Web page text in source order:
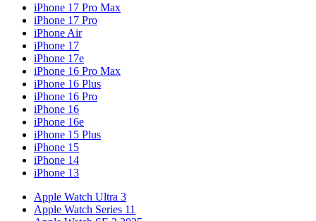
iPhone 17 Pro Max
iPhone 17 Pro
iPhone Air
iPhone 17
iPhone 17e
iPhone 16 Pro Max
iPhone 16 Plus
iPhone 16 Pro
iPhone 16
iPhone 16e
iPhone 15 Plus
iPhone 15
iPhone 14
iPhone 13
Apple Watch Ultra 3
Apple Watch Series 11